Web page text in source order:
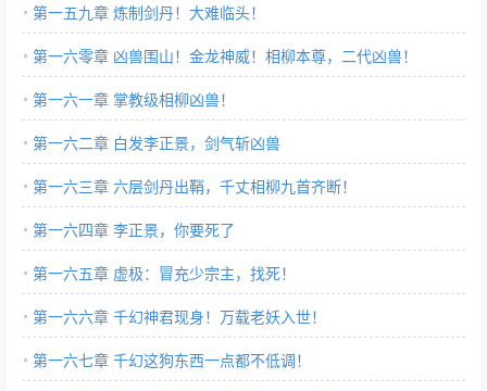
第一五九章 炼制剑丹！大难临头！
第一六零章 凶兽围山！金龙神威！相柳本尊，二代凶兽！
第一六一章 掌教级相柳凶兽！
第一六二章 白发李正景，剑气斩凶兽
第一六三章 六层剑丹出鞘，千丈相柳九首齐断！
第一六四章 李正景，你要死了
第一六五章 虚极：冒充少宗主，找死！
第一六六章 千幻神君现身！万载老妖入世！
第一六七章 千幻这狗东西一点都不低调！